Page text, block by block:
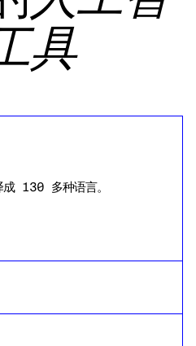
具
成 130 多种语言。